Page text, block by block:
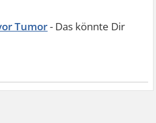
Tumor